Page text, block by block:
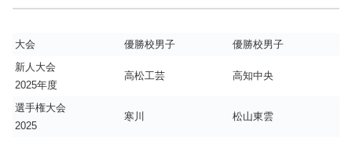
大会 優勝校男子
優勝校男子
新人大会
2025年度
高松工芸 高知中央
選手権大会
2025
寒川 松山東雲